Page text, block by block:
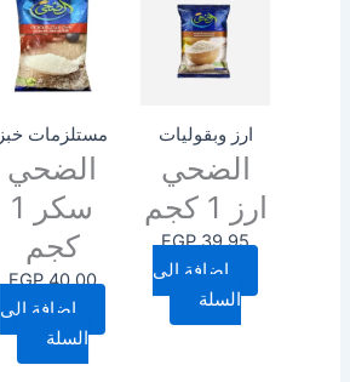
ارز وبقوليات
الضحي
ارز 1 كجم
EGP39.95
إضافة إلى
السلة
مستلزمات خبز
الضحي
سكر 1
كجم
EGP40.00
إضافة إلى
السلة